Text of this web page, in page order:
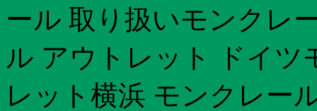
ール 取り扱いモンクレ
ル アウトレット ドイツ
レット横浜 モンクレー